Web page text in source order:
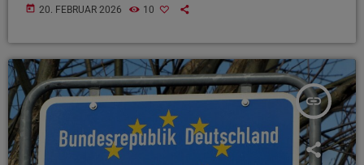
today 20. FEBRUAR 2026 10
insert_link